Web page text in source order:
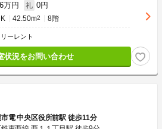
6万円 礼 0円
42.50m2 8階
ーレント
状況をお問い合わせ
電 中央区役所前駅 徒歩11分